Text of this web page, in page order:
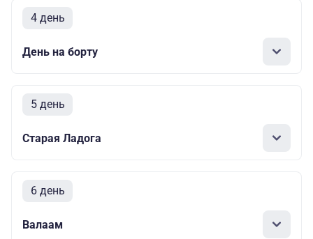
4 день
День на борту
5 день
Старая Ладога
6 день
Валаам